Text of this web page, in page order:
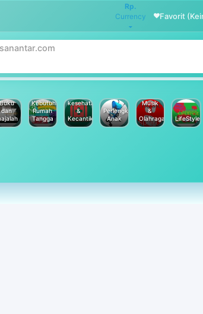
Rp.
Currency
Favorit
dan
Kebutuhan
Rumah
Tangga
kesehatan
&
Kecantikan
Perlengkapan
Anak
Musik
&
Olahraga
LifeStyle